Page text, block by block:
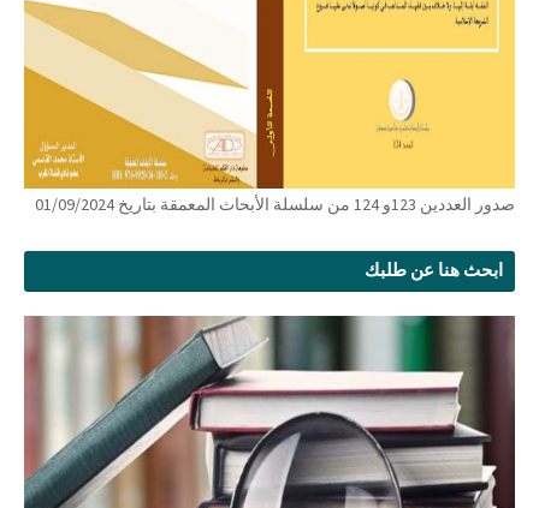
صدور العددين 123و 124 من سلسلة الأبحاث المعمقة بتاريخ 01/09/2024
ابحث هنا عن طلبك